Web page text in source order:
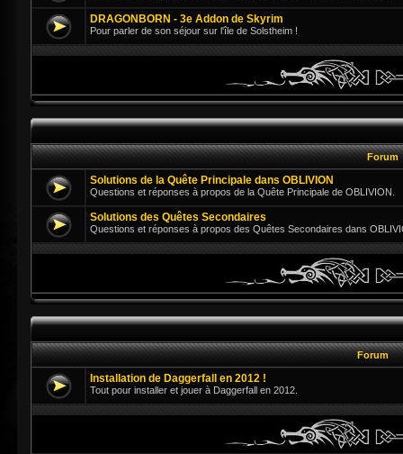
DRAGONBORN - 3e Addon de Skyrim
Pour parler de son séjour sur l'île de Solstheim !
Forum
Solutions de la Quête Principale dans OBLIVION
Questions et réponses à propos de la Quête Principale de OBLIVION.
Solutions des Quêtes Secondaires
Questions et réponses à propos des Quêtes Secondaires dans
Forum
Installation de Daggerfall en 2012 !
Tout pour installer et jouer à Daggerfall en 2012.